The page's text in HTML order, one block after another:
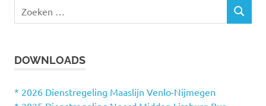
e
n
Z
DOWNLOADS
* 2026 Dienstregeling Maaslijn Venlo-Nijmegen